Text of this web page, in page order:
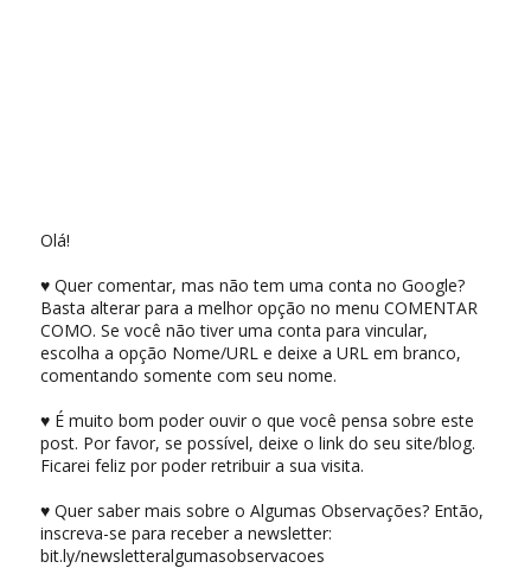
Olá!
♥ Quer comentar, mas não tem uma conta no Google?
Basta alterar para a melhor opção no menu COMENTAR
COMO. Se você não tiver uma conta para vincular,
escolha a opção Nome/URL e deixe a URL em branco,
comentando somente com seu nome.
♥ É muito bom poder ouvir o que você pensa sobre este
post. Por favor, se possível, deixe o link do seu site/blog.
Ficarei feliz por poder retribuir a sua visita.
♥ Quer saber mais sobre o Algumas Observações? Então,
inscreva-se para receber a newsletter:
bit.ly/newsletteralgumasobservacoes